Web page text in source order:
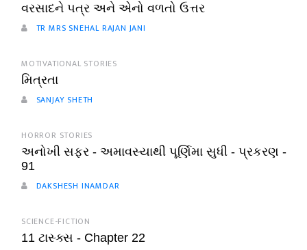
વરસાદને પત્ર અને એનો વળતો ઉત્તર
TR MRS SNEHAL RAJAN JANI
MOTIVATIONAL STORIES
મિત્રતા
SANJAY SHETH
HORROR STORIES
અનોખી સફર - અમાવસ્યાથી પૂર્ણિમા સુધી - પ્રકરણ -
91
DAKSHESH INAMDAR
SCIENCE-FICTION
11 ટાસ્ક્સ - Chapter 22